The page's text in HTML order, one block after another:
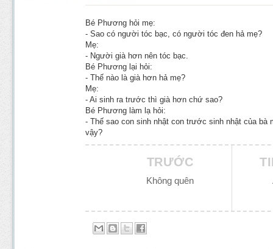
Bé Phương hỏi mẹ:
- Sao có người tóc bạc, có người tóc đen hả mẹ?
Mẹ:
- Người già hơn nên tóc bạc.
Bé Phương lại hỏi:
- Thế nào là già hơn hả mẹ?
Mẹ:
- Ai sinh ra trước thì già hơn chứ sao?
Bé Phương làm lạ hỏi:
- Thế sao con sinh nhật con trước sinh nhật của bà
vậy?
TRƯỚC
Không quên